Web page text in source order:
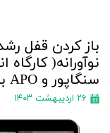
باز کردن قفل
نوآورانه(
سنگاپور و APO برگزار شد)
۲۶ اردیبهشت ۱۴۰۳